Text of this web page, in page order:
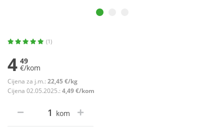
(1)
4 49
€/kom
Cijena za j.m.: 22,45 €/kg
Cijena 02.05.2025.: 4,49 €/kom
kom